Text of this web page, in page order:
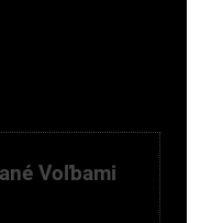
Voľbami